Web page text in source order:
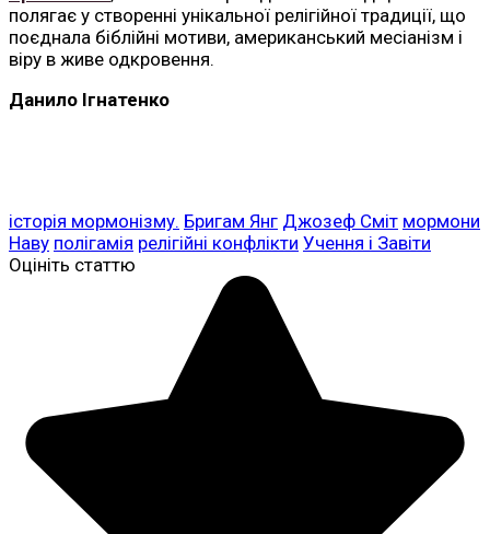
полягає у створенні унікальної релігійної традиції, що
поєднала біблійні мотиви, американський месіанізм і
віру в живе одкровення.
Данило Ігнатенко
історія мормонізму. Бригам Янг Джозеф Сміт мормони
Наву полігамія релігійні конфлікти Учення і Завіти
Оцініть статтю